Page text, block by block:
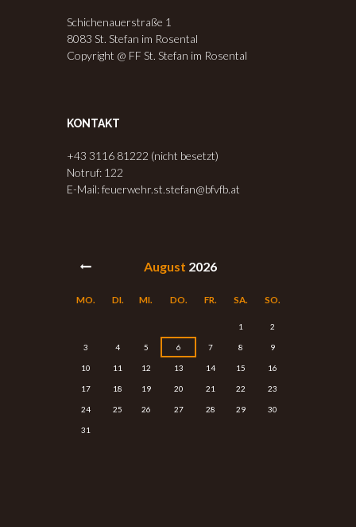
Schichenauerstraße 1
8083 St. Stefan im Rosental
Copyright @ FF St. Stefan im Rosental
KONTAKT
+43 3116 81222 (nicht besetzt)
Notruf: 122
E-Mail: feuerwehr.st.stefan@bfvfb.at
August 2026
MO. DI. MI. DO. FR. SA. SO.
1 2
3 4 5 6 7 8 9
10 11 12 13 14 15 16
17 18 19 20 21 22 23
24 25 26 27 28 29 30
31